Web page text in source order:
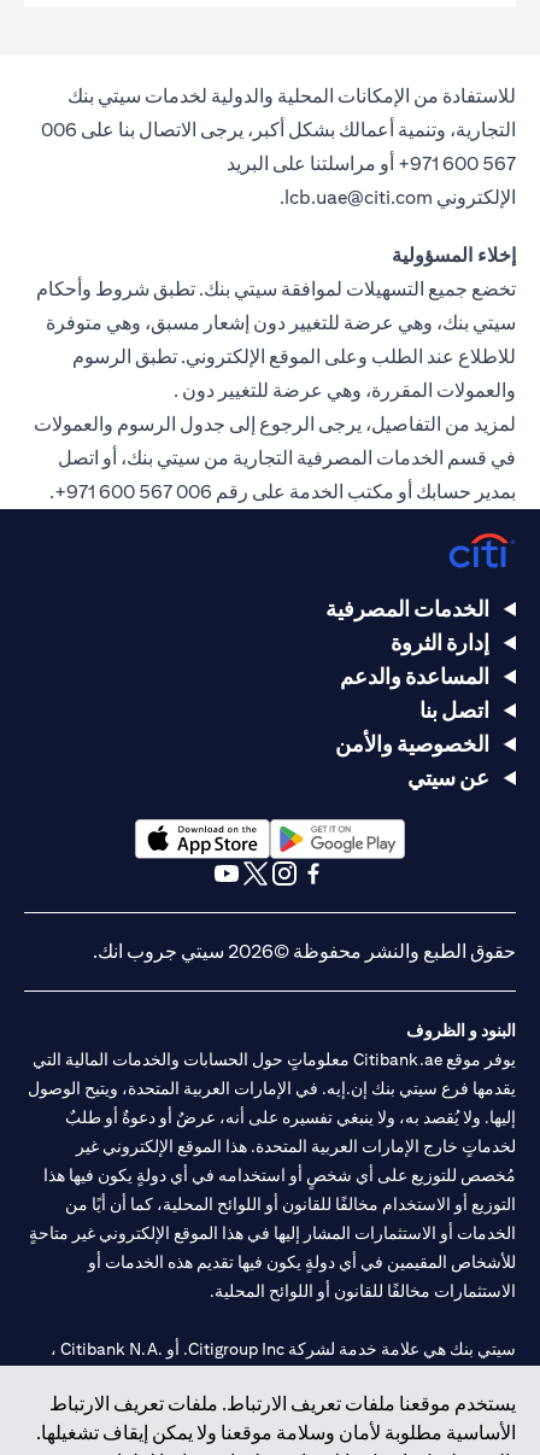
للاستفادة من الإمكانات المحلية والدولية لخدمات سيتي بنك
التجارية، وتنمية أعمالك بشكل أكبر، يرجى الاتصال بنا على 006
567 600 971+ أو مراسلتنا على البريد
الإلكتروني lcb.uae@citi.com
.
إخلاء المسؤولية
تخضع جميع التسهيلات لموافقة سيتي بنك. تطبق شروط وأحكام
سيتي بنك، وهي عرضة للتغيير دون إشعار مسبق، وهي متوفرة
للاطلاع عند الطلب وعلى الموقع الإلكتروني. تطبق الرسوم
والعمولات المقررة، وهي عرضة للتغيير دون .
لمزيد من التفاصيل، يرجى الرجوع إلى جدول الرسوم والعمولات
في قسم الخدمات المصرفية التجارية من سيتي بنك، أو اتصل
بمدير حسابك أو مكتب الخدمة على رقم 006 567 600 971+
.
يستخدم موقعنا ملفات تعريف الارتباط. ملفات تعريف الارتباط
الأساسية مطلوبة لأمان وسلامة موقعنا ولا يمكن إيقاف تشغيلها.
الخدمات المصرفية
إدارة الثروة
المساعدة والدعم
اتصل بنا
الخصوصية والأمن
عن سيتي
opens in a new tab
opens in a new tab
حقوق الطبع والنشر محفوظة ©2026 سيتي جروب انك.
البنود و الظروف
يوفر موقع Citibank.ae معلوماتٍ حول الحسابات والخدمات المالية التي
يقدمها فرع سيتي بنك إن.إيه. في الإمارات العربية المتحدة، ويتيح الوصول
إليها. ولا يُقصد به، ولا ينبغي تفسيره على أنه، عرضٌ أو دعوةٌ أو طلبٌ
لخدماتٍ خارج الإمارات العربية المتحدة. هذا الموقع الإلكتروني غير
مُخصص للتوزيع على أي شخصٍ أو استخدامه في أي دولةٍ يكون فيها هذا
التوزيع أو الاستخدام مخالفًا للقانون أو اللوائح المحلية، كما أن أيًا من
الخدمات أو الاستثمارات المشار إليها في هذا الموقع الإلكتروني غير متاحةٍ
للأشخاص المقيمين في أي دولةٍ يكون فيها تقديم هذه الخدمات أو
الاستثمارات مخالفًا للقانون أو اللوائح المحلية.
سيتي بنك هي علامة خدمة لشركة Citigroup Inc. أو .Citibank N.A ،
سيتي بنك إن. إيه. الإمارات مسجل لدى مصرف الإمارات المركزي تحت